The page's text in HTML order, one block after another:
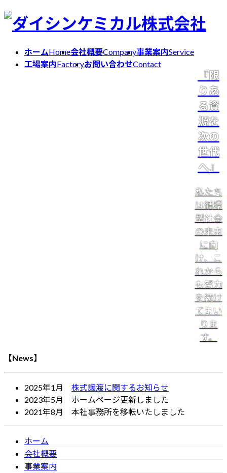
コ
ナ
ホームHome会社概要Company事業案内Service
工場案内Factoryお問い合わせContact
『限
りあ
る資
源を
次の
世代
へ』
私たち
は循環
型社会
の未来
に向
け、こ
れから
も努力
を続け
てまい
りま
す。
【News】
2025年1月 株式譲渡に関するお知らせ
2023年5月 ホームページ更新しました
2021年8月 本社事務所を移転いたしました
ホーム
会社概要
事業案内